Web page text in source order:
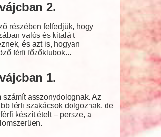
2.
részében felfedjük, hogy
valós és kitalált
és azt is, hogyan
férfi főzőklubok...
1.
számít asszonydolognak. Az
férfi szakácsok dolgoznak, de
készít ételt – persze, a